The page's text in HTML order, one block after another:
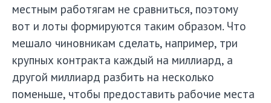
местным работягам не сравниться, поэтому
вот и лоты формируются таким образом. Что
мешало чиновникам сделать, например, три
крупных контракта каждый на миллиард, а
другой миллиард разбить на несколько
поменьше, чтобы предоставить рабочие места